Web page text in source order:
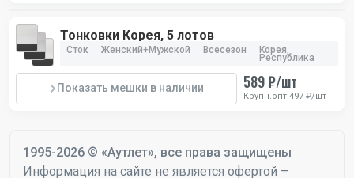
Тонковки Корея, 5 лотов
Сток Женский+Мужской Всесезон Корея,
Республика
Показать мешки в наличии 589 ₽/шт
Крупн.опт 497 ₽/шт
1995-2026 © «Аутлет», все права защищены
Информация на сайте не является офертой –